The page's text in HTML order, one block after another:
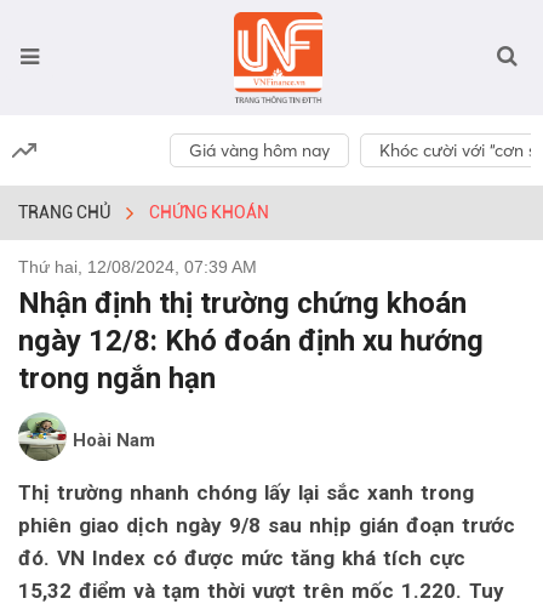
Giá vàng hôm nay Khóc cười với “cơn
TRANG CHỦ CHỨNG KHOÁN
Thứ hai, 12/08/2024, 07:39 AM
Nhận định thị trường chứng khoán
ngày 12/8: Khó đoán định xu hướng
trong ngắn hạn
Hoài Nam
Thị trường nhanh chóng lấy lại sắc xanh trong
phiên giao dịch ngày 9/8 sau nhịp gián đoạn trước
đó. VN Index có được mức tăng khá tích cực
15,32 điểm và tạm thời vượt trên mốc 1.220. Tuy